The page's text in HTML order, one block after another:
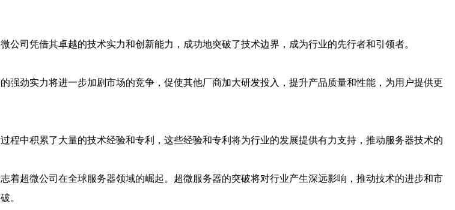
司凭借其卓越的技术实力和创新能力，成功地突破了技术边界，成为行业的先行者和引领者。
强劲实力将进一步加剧市场的竞争，促使其他厂商加大研发投入，提升产品质量和性能，为用户提供更
程中积累了大量的技术经验和专利，这些经验和专利将为行业的发展提供有力支持，推动服务器技术的
着超微公司在全球服务器领域的崛起。超微服务器的突破将对行业产生深远影响，推动技术的进步和市
。